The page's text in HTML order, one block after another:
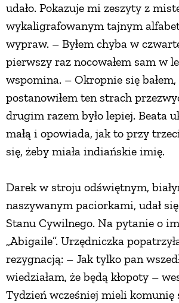
udało. Pokazuje mi zeszyty z
wykaligrafowanym tajnym
wypraw. – Byłem chyba w
pierwszy raz nocowałem sam w
wspomina. – Okropnie się bałem,
postanowiłem ten strach
drugim razem było lepiej. Beata
małą i opowiada, jak to przy
się, żeby miała indiańskie imię.
Darek w stroju odświętnym,
naszywanym paciorkami, udał
Stanu Cywilnego. Na pytanie o
„Abigaile”. Urzędniczka
rezygnacją: – Jak tylko pan
wiedziałam, że będą kłopoty –
Tydzień wcześniej mieli komunię